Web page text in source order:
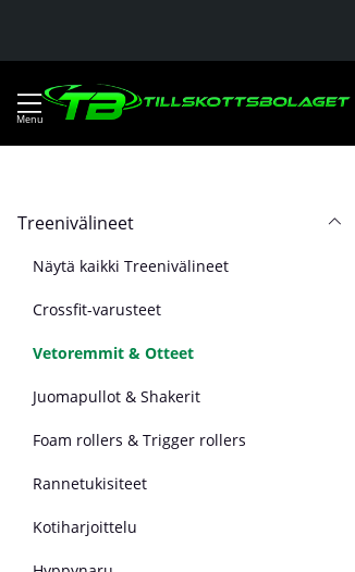
Treenivälineet
Näytä kaikki Treenivälineet
Crossfit-varusteet
Vetoremmit & Otteet
Juomapullot & Shakerit
Foam rollers & Trigger rollers
Rannetukisiteet
Kotiharjoittelu